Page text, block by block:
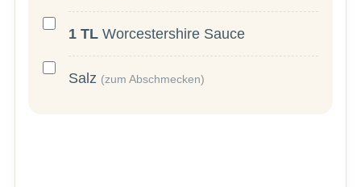
1 TL Worcestershire Sauce
Salz (zum Abschmecken)